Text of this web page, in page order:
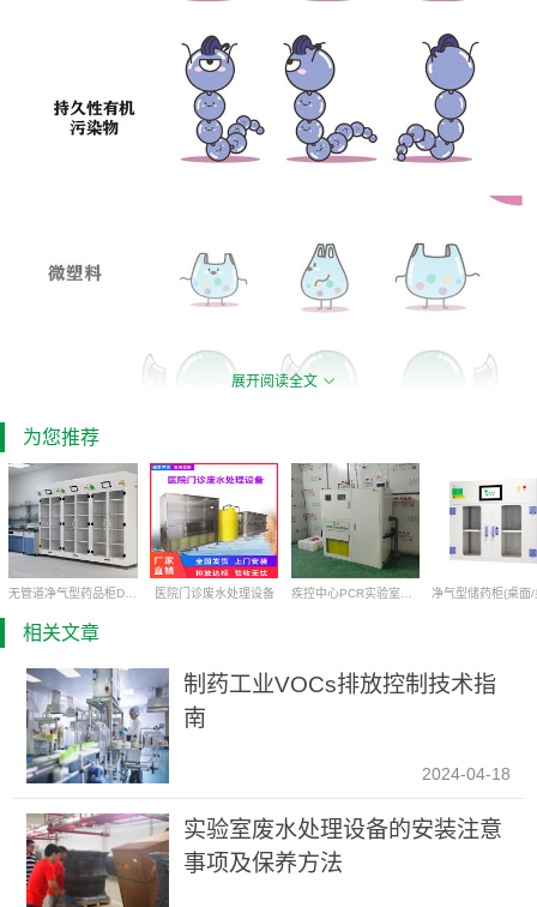
相对于大家熟悉的如二氧化硫、氮氧化物、PM2.5等常规污染物而
言，公众对新污染物的认知较浅。其实，新污染物和常规污染物的来
源一样，源于工业生产、日常生活以及农业活动。国家新污染物清单
已列出14种新污染物，包括PFOS类、PFOA类、PFHxS类、短链氯
化石蜡、二氯甲烷、三氯甲烷、壬基酚、抗生素以及已淘汰的氯丹
等。
二、新污染物的四大特性
展开阅读全文
为您推荐
医院门诊废水处理设备 疾控中心PCR实验室污水处理设备
相关文章
制药工业VOCs排放控制技术指
南
2024-04-18
实验室废水处理设备的安装注意
事项及保养方法